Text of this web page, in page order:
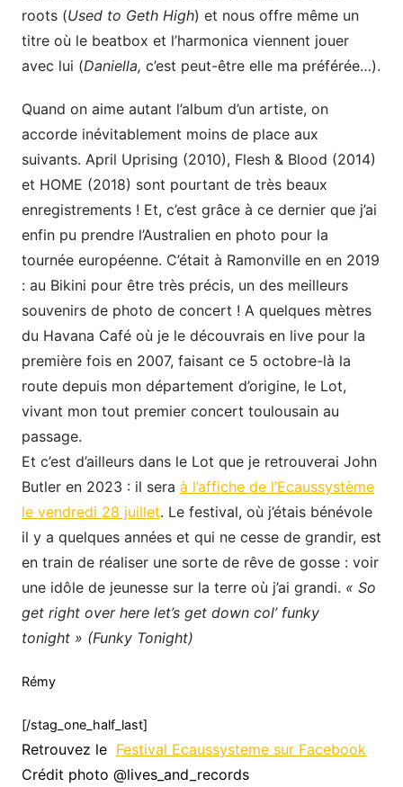
roots (Used to Geth High) et nous offre même un
titre où le beatbox et l’harmonica viennent jouer
avec lui (Daniella, c’est peut-être elle ma préférée…).
Quand on aime autant l’album d’un artiste, on
accorde inévitablement moins de place aux
suivants. April Uprising (2010), Flesh & Blood (2014)
et HOME (2018) sont pourtant de très beaux
enregistrements ! Et, c’est grâce à ce dernier que j’ai
enfin pu prendre l’Australien en photo pour la
tournée européenne. C’était à Ramonville en en 2019
: au Bikini pour être très précis, un des meilleurs
souvenirs de photo de concert ! A quelques mètres
du Havana Café où je le découvrais en live pour la
première fois en 2007, faisant ce 5 octobre-là la
route depuis mon département d’origine, le Lot,
vivant mon tout premier concert toulousain au
passage.
Et c’est d’ailleurs dans le Lot que je retrouverai John
Butler en 2023 : il sera à l’affiche de l’Ecaussystème
le vendredi 28 juillet. Le festival, où j’étais bénévole
il y a quelques années et qui ne cesse de grandir, est
en train de réaliser une sorte de rêve de gosse : voir
une idôle de jeunesse sur la terre où j’ai grandi. « So
get right over here let’s get down col’ funky
tonight » (Funky Tonight)
Rémy
[/stag_one_half_last]
Retrouvez le Festival Ecaussysteme sur Facebook
Crédit photo @lives_and_records